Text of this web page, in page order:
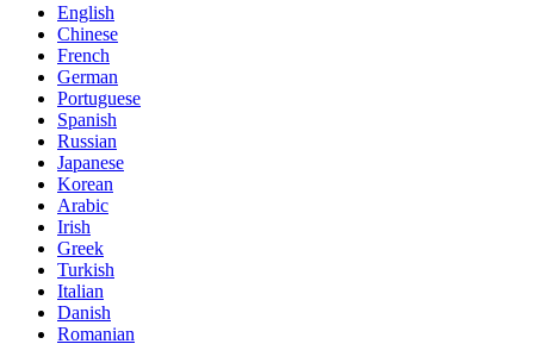
English
Chinese
French
German
Portuguese
Spanish
Russian
Japanese
Korean
Arabic
Irish
Greek
Turkish
Italian
Danish
Romanian